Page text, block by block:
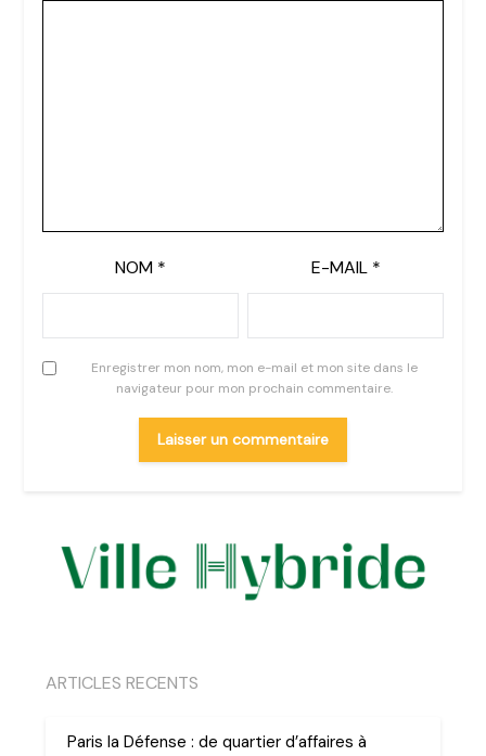
NOM * E-MAIL *
Enregistrer mon nom, mon e-mail et mon site dans le
navigateur pour mon prochain commentaire.
ARTICLES RECENTS
Paris la Défense : de quartier d’affaires à